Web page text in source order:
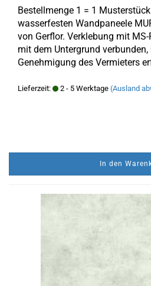
Bestellmenge 1 = 1
wasserfesten Wandpaneele
von Gerflor. Verklebung mit
mit dem Untergrund
Genehmigung des Vermieters
Lieferzeit: 2 - 5 Werktage (Ausland
In den